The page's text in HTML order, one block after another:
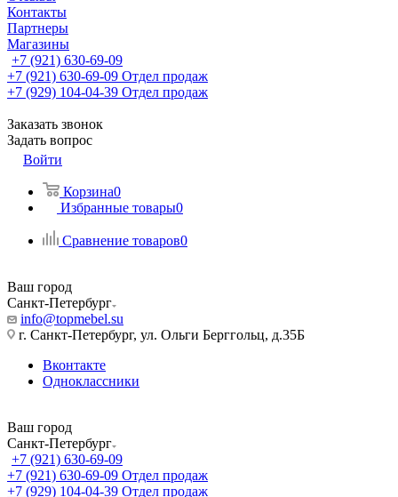
Контакты
Партнеры
Магазины
+7 (921) 630-69-09
+7 (921) 630-69-09 Отдел продаж
+7 (929) 104-04-39 Отдел продаж
Заказать звонок
Задать вопрос
Войти
Корзина0
Избранные товары0
Сравнение товаров0
Ваш город
Санкт-Петербург
info@topmebel.su
г. Санкт-Петербург, ул. Ольги Берггольц, д.35Б
Вконтакте
Одноклассники
Ваш город
Санкт-Петербург
+7 (921) 630-69-09
+7 (921) 630-69-09 Отдел продаж
+7 (929) 104-04-39 Отдел продаж